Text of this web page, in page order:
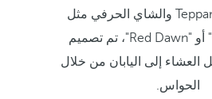
بعناية من Teppanyaki والشاي الحرفي مثل
"Winter Night" أو "Red Dawn"، تم تصميم
العشاء إلى اليابان من خلال
الحواس.